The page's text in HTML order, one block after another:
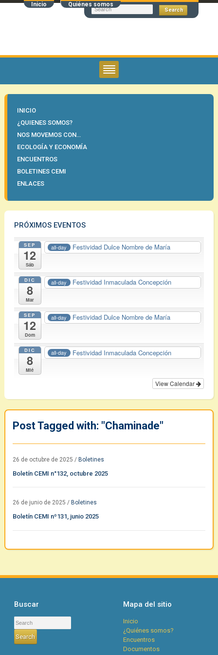
Inicio Quiénes somos
INICIO
¿QUIENES SOMOS?
NOS MOVEMOS CON…
ECOLOGÍA Y ECONOMÍA
ENCUENTROS
BOLETINES CEMI
ENLACES
PRÓXIMOS EVENTOS
SEP
12
Sáb
all-day Festividad Dulce Nombre de María
DIC
8
Mar
all-day Festividad Inmaculada Concepción
SEP
12
Dom
all-day Festividad Dulce Nombre de María
DIC
8
Mié
all-day Festividad Inmaculada Concepción
View Calendar
Post Tagged with: "Chaminade"
26 de octubre de 2025 / Boletines
Boletín CEMI n°132, octubre 2025
26 de junio de 2025 / Boletines
Boletín CEMI nº131, junio 2025
Buscar Mapa del sitio
Inicio
¿Quiénes somos?
Encuentros
Documentos